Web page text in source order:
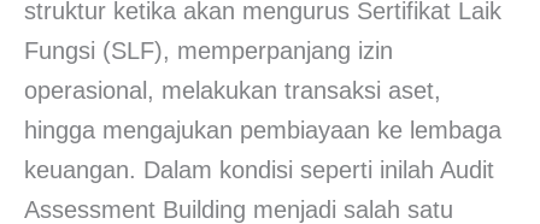
struktur ketika akan mengurus Sertifikat Laik
Fungsi (SLF), memperpanjang izin
operasional, melakukan transaksi aset,
hingga mengajukan pembiayaan ke lembaga
keuangan. Dalam kondisi seperti inilah Audit
Assessment Building menjadi salah satu